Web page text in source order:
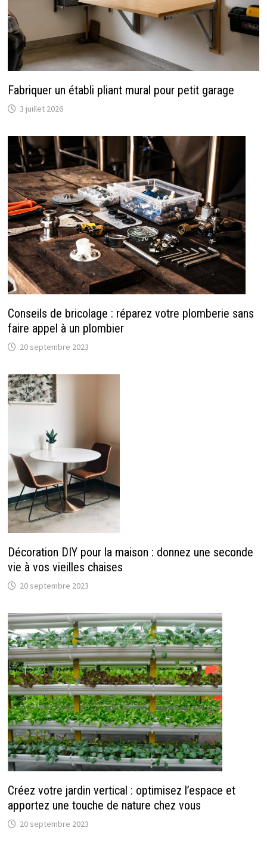
Fabriquer un établi pliant mural pour petit garage
3 juillet 2026
Conseils de bricolage : réparez votre plomberie sans
faire appel à un plombier
20 septembre 2023
Décoration DIY pour la maison : donnez une seconde
vie à vos vieilles chaises
20 septembre 2023
Créez votre jardin vertical : optimisez l’espace et
apportez une touche de nature chez vous
20 septembre 2023